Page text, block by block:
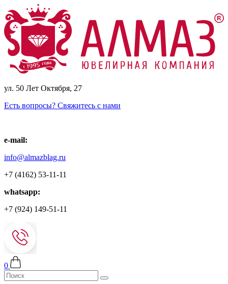
ул. 50 Лет Октября, 27
Есть вопросы? Свяжитесь с нами
e-mail:
info@almazblag.ru
+7 (4162) 53-11-11
whatsapp:
+7 (924) 149-51-11
0